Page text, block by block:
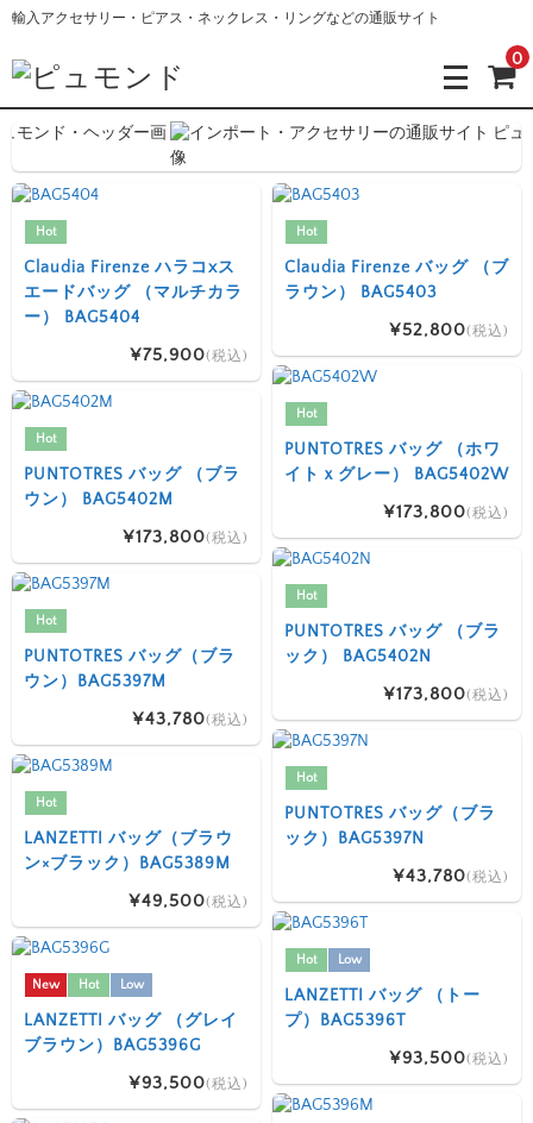
輸入アクセサリー・ピアス・ネックレス・リングなどの通販サイト
0
Hot
Claudia Firenze ハラコxス
エードバッグ （マルチカラ
ー） BAG5404
¥75,900(税込)
Hot
Claudia Firenze バッグ （ブ
ラウン） BAG5403
¥52,800(税込)
Hot
PUNTOTRES バッグ （ホワ
イトｘグレー） BAG5402W
¥173,800(税込)
Hot
PUNTOTRES バッグ （ブラ
ウン） BAG5402M
¥173,800(税込)
Hot
PUNTOTRES バッグ （ブラ
ック） BAG5402N
¥173,800(税込)
Hot
PUNTOTRES バッグ（ブラ
ウン）BAG5397M
¥43,780(税込)
Hot
PUNTOTRES バッグ（ブラ
ック）BAG5397N
¥43,780(税込)
Hot
LANZETTI バッグ（ブラウ
ン×ブラック）BAG5389M
¥49,500(税込)
Hot Low
LANZETTI バッグ （トー
プ）BAG5396T
¥93,500(税込)
New Hot Low
LANZETTI バッグ （グレイ
ブラウン）BAG5396G
¥93,500(税込)